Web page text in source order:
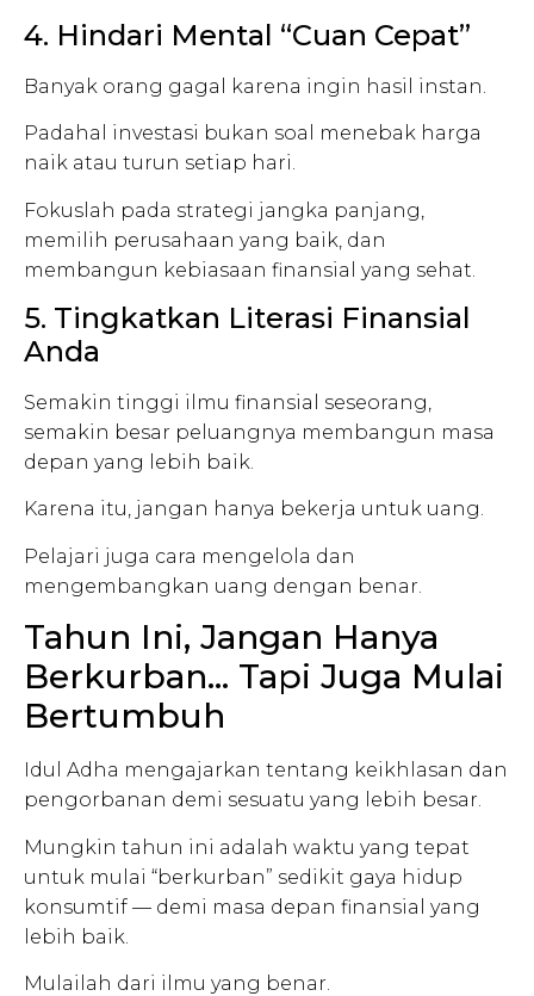
4. Hindari Mental “Cuan Cepat”
Banyak orang gagal karena ingin hasil instan.
Padahal investasi bukan soal menebak harga
naik atau turun setiap hari.
Fokuslah pada strategi jangka panjang,
memilih perusahaan yang baik, dan
membangun kebiasaan finansial yang sehat.
5. Tingkatkan Literasi Finansial
Anda
Semakin tinggi ilmu finansial seseorang,
semakin besar peluangnya membangun masa
depan yang lebih baik.
Karena itu, jangan hanya bekerja untuk uang.
Pelajari juga cara mengelola dan
mengembangkan uang dengan benar.
Tahun Ini, Jangan Hanya
Berkurban… Tapi Juga Mulai
Bertumbuh
Idul Adha mengajarkan tentang keikhlasan dan
pengorbanan demi sesuatu yang lebih besar.
Mungkin tahun ini adalah waktu yang tepat
untuk mulai “berkurban” sedikit gaya hidup
konsumtif — demi masa depan finansial yang
lebih baik.
Mulailah dari ilmu yang benar.